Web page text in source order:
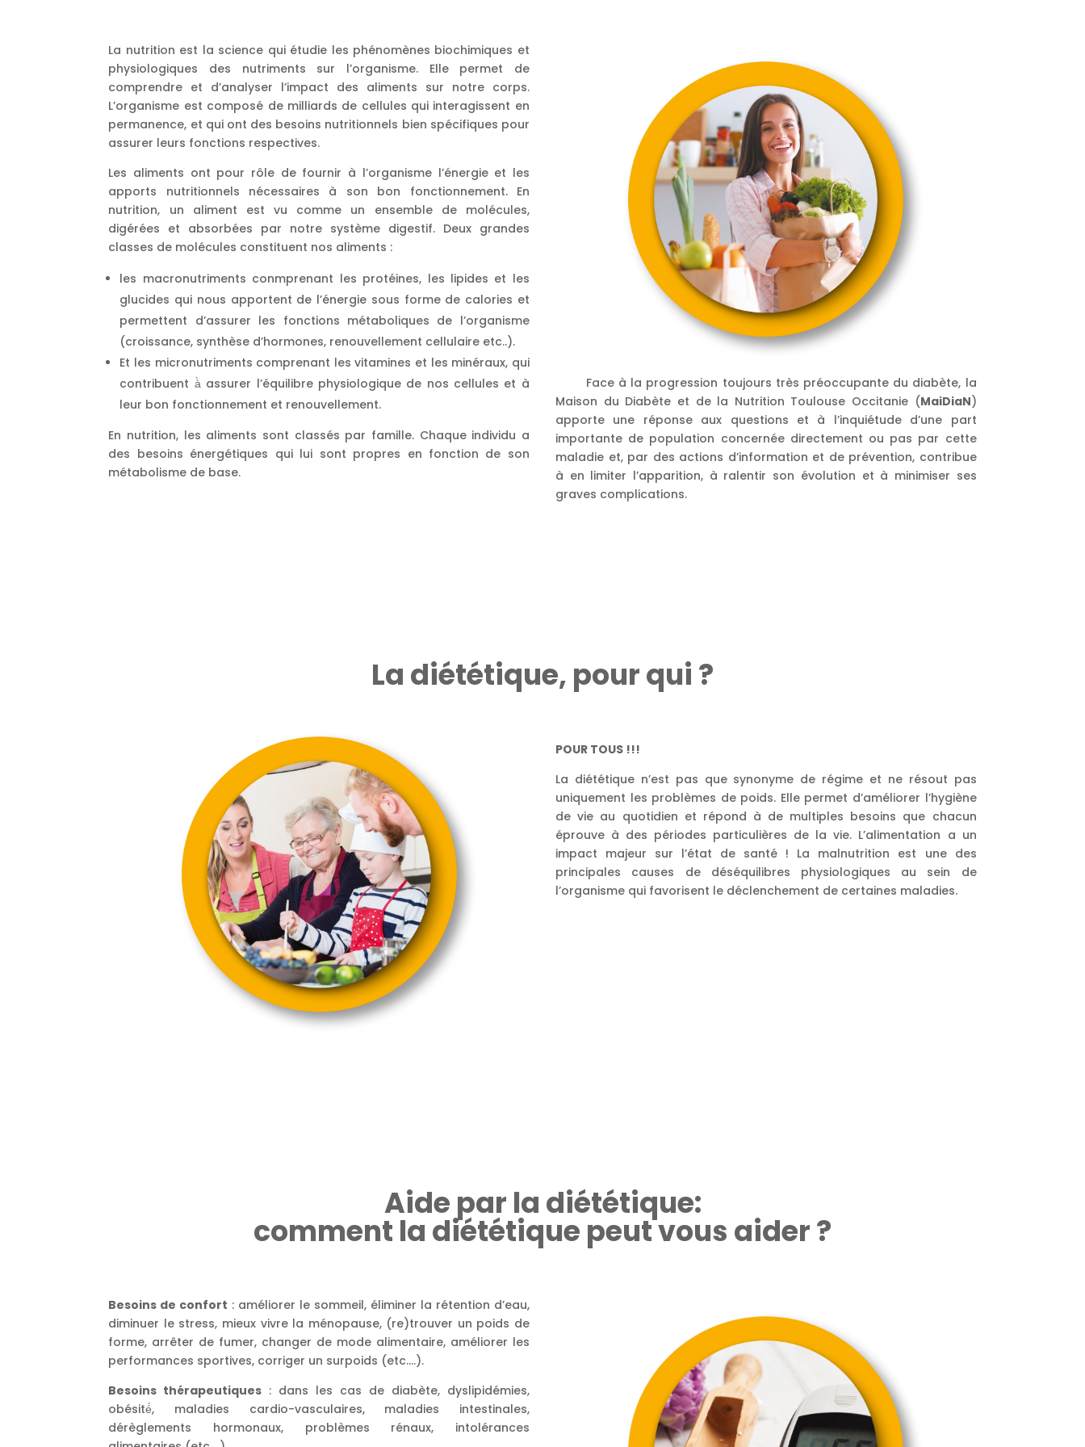
La nutrition est la science qui étudie les phénomènes biochimiques et
physiologiques des nutriments sur l’organisme. Elle permet de
comprendre et d’analyser l’impact des aliments sur notre corps.
L’organisme est composé de milliards de cellules qui interagissent en
permanence, et qui ont des besoins nutritionnels bien spécifiques pour
assurer leurs fonctions respectives.
Les aliments ont pour rôle de fournir à l’organisme l’énergie et les
apports nutritionnels nécessaires à son bon fonctionnement. En
nutrition, un aliment est vu comme un ensemble de molécules,
digérées et absorbées par notre système digestif. Deux grandes
classes de molécules constituent nos aliments :
les macronutriments conmprenant les protéines, les lipides et les
glucides qui nous apportent de l’énergie sous forme de calories et
permettent d’assurer les fonctions métaboliques de l’organisme
(croissance, synthèse d’hormones, renouvellement cellulaire etc..).
Et les micronutriments comprenant les vitamines et les minéraux, qui
contribuent à̀ assurer l’équilibre physiologique de nos cellules et à
leur bon fonctionnement et renouvellement.
En nutrition, les aliments sont classés par famille. Chaque individu a
des besoins énergétiques qui lui sont propres en fonction de son
métabolisme de base.
Face à la progression toujours très préoccupante du diabète, la
Maison du Diabète et de la Nutrition Toulouse Occitanie (MaiDiaN)
apporte une réponse aux questions et à l’inquiétude d’une part
importante de population concernée directement ou pas par cette
maladie et, par des actions d’information et de prévention, contribue
à en limiter l’apparition, à ralentir son évolution et à minimiser ses
graves complications.
La diététique, pour qui ?
POUR TOUS !!!
La diététique n’est pas que synonyme de régime et ne résout pas
uniquement les problèmes de poids. Elle permet d’améliorer l’hygiène
de vie au quotidien et répond à de multiples besoins que chacun
éprouve à des périodes particulières de la vie. L’alimentation a un
impact majeur sur l’état de santé ! La malnutrition est une des
principales causes de déséquilibres physiologiques au sein de
l’organisme qui favorisent le déclenchement de certaines maladies.
Aide par la diététique:
comment la diététique peut vous aider ?
Besoins de confort : améliorer le sommeil, éliminer la rétention d’eau,
diminuer le stress, mieux vivre la ménopause, (re)trouver un poids de
forme, arrêter de fumer, changer de mode alimentaire, améliorer les
performances sportives, corriger un surpoids (etc.…).
Besoins thérapeutiques : dans les cas de diabète, dyslipidémies,
obésité́, maladies cardio-vasculaires, maladies intestinales,
dérèglements hormonaux, problèmes rénaux, intolérances